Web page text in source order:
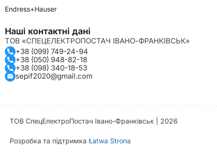
Endress+Hauser
Наші контактні дані
ТОВ «СПЕЦЕЛЕКТРОПОСТАЧ ІВАНО-ФРАНКІВСЬК»
+38 (099) 749-24-94
+38 (050) 948-82-18
+38 (098) 340-18-53
sepif2020@gmail.com
ТОВ СпецЕлектроПостач Івано-Франківськ | 2026
Розробка та підтримка Łatwa Strona